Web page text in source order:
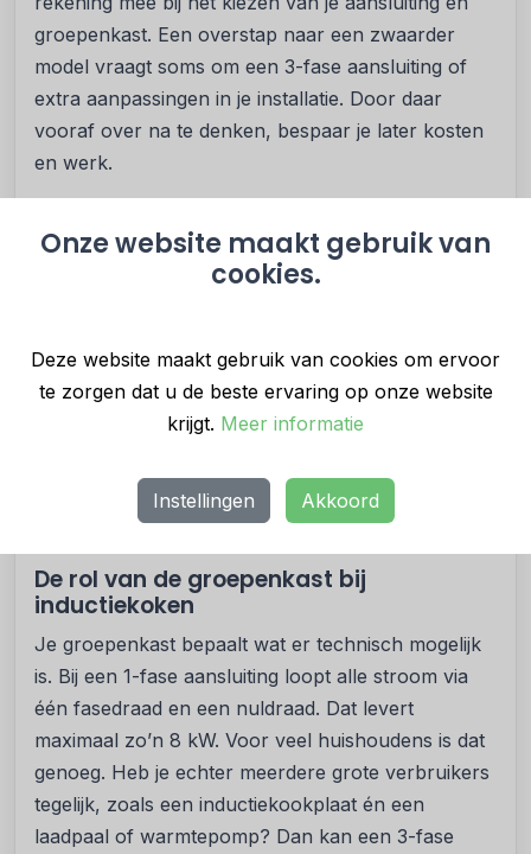
Onze website maakt gebruik van
cookies.
Deze website maakt gebruik van cookies om ervoor
te zorgen dat u de beste ervaring op onze website
krijgt. Meer informatie
Instellingen Akkoord
groepenkast. Een overstap naar een zwaarder
model vraagt soms om een 3-fase aansluiting of
extra aanpassingen in je installatie. Door daar
vooraf over na te denken, bespaar je later kosten
en werk.
inductiekookplaat?
Ja. De meeste inductiekookplaten werken op een
je groepenkast. Samen leveren die dan tot 7200
watt. Dat is voldoende voor de meeste standaard
inductiekookplaten in een huishouden. Deze
zolang je totale stroomverbruik onder de 35
De rol van de groepenkast bij
inductiekoken
Je groepenkast bepaalt wat er technisch mogelijk
is. Bij een 1-fase aansluiting loopt alle stroom via
één fasedraad en een nuldraad. Dat levert
maximaal zo’n 8 kW. Voor veel huishoudens is dat
genoeg. Heb je echter meerdere grote verbruikers
tegelijk, zoals een inductiekookplaat én een
laadpaal of warmtepomp? Dan kan een 3-fase